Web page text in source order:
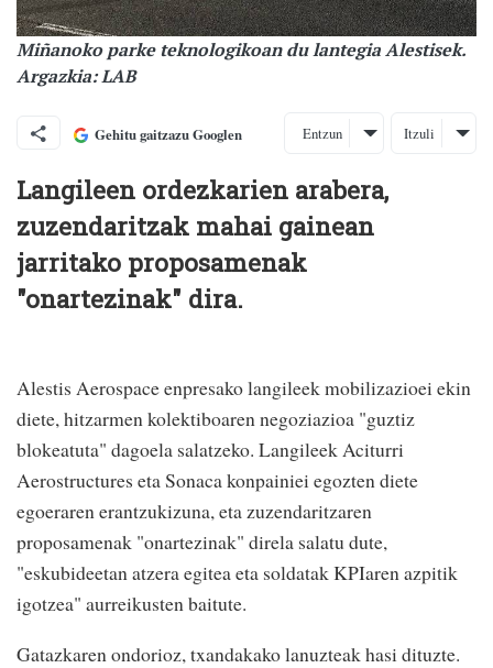
Miñanoko parke teknologikoan du lantegia Alestisek.
Argazkia: LAB
Gehitu gaitzazu Googlen Entzun Itzuli
Langileen ordezkarien arabera,
zuzendaritzak mahai gainean
jarritako proposamenak
"onartezinak" dira.
Alestis Aerospace enpresako langileek mobilizazioei ekin
diete, hitzarmen kolektiboaren negoziazioa "guztiz
blokeatuta" dagoela salatzeko. Langileek Aciturri
Aerostructures eta Sonaca konpainiei egozten diete
egoeraren erantzukizuna, eta zuzendaritzaren
proposamenak "onartezinak" direla salatu dute,
"eskubideetan atzera egitea eta soldatak KPIaren azpitik
igotzea" aurreikusten baitute.
Gatazkaren ondorioz, txandakako lanuzteak hasi dituzte.